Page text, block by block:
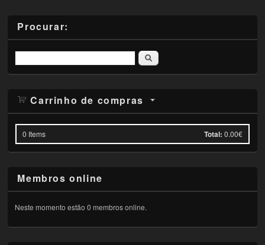
Procurar:
Pesquisar
Carrinho de compras
0 Items Total: 0.00€
Membros online
Neste momento estão 0 membros online.